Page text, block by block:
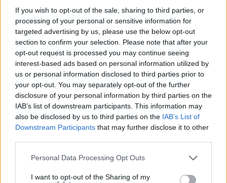
If you wish to opt-out of the sale, sharing to third parties, or
processing of your personal or sensitive information for
targeted advertising by us, please use the below opt-out
section to confirm your selection. Please note that after your
opt-out request is processed you may continue seeing
interest-based ads based on personal information utilized by
us or personal information disclosed to third parties prior to
your opt-out. You may separately opt-out of the further
disclosure of your personal information by third parties on the
IAB’s list of downstream participants. This information may
also be disclosed by us to third parties on the IAB’s List of
Downstream Participants that may further disclose it to other
Please note that this website/app uses one or more Google
not limited to your visit or usage behaviour. You may click to
Personal Data Processing Opt Outs
I want to opt-out of the Sharing of my
ΠΡΟΣΘΗΚΗ ΣΧΟΛΙΟΥ
ΌΝΟΜΑ *
EMAIL